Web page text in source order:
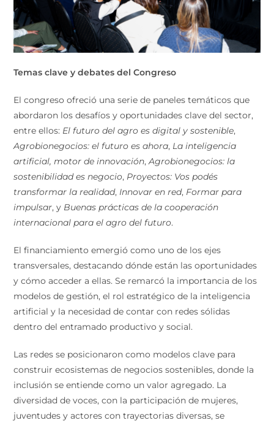
Temas clave y debates del Congreso
El congreso ofreció una serie de paneles temáticos que
abordaron los desafíos y oportunidades clave del sector,
entre ellos: El futuro del agro es digital y sostenible,
Agrobionegocios: el futuro es ahora, La inteligencia
artificial, motor de innovación,Agrobionegocios: la
sostenibilidad es negocio, Proyectos: Vos podés
transformar la realidad, Innovar en red, Formar para
impulsar, y Buenas prácticas de la cooperación
internacional para el agro del futuro.
El financiamiento emergió como uno de los ejes
transversales, destacando dónde están las oportunidades
y cómo acceder a ellas. Se remarcó la importancia de los
modelos de gestión, el rol estratégico de la inteligencia
artificial y la necesidad de contar con redes sólidas
dentro del entramado productivo y social.
Las redes se posicionaron como modelos clave para
construir ecosistemas de negocios sostenibles, donde la
inclusión se entiende como un valor agregado. La
diversidad de voces, con la participación de mujeres,
juventudes y actores con trayectorias diversas, se